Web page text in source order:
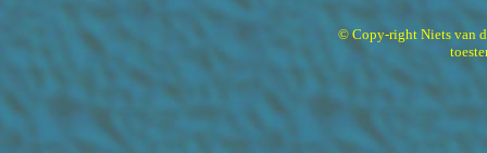
© Copy-right Niets van